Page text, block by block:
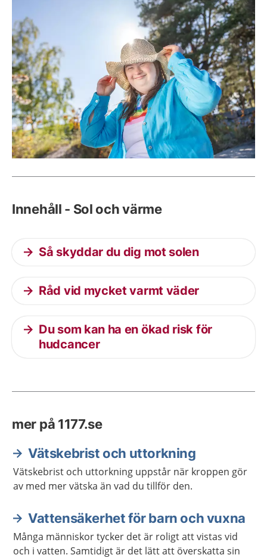
Innehåll - Sol och värme
Så skyddar du dig mot solen
Råd vid mycket varmt väder
Du som kan ha en ökad risk för
hudcancer
mer på 1177.se
Vätskebrist och uttorkning
Vätskebrist och uttorkning uppstår när kroppen gör
av med mer vätska än vad du tillför den.
Vattensäkerhet för barn och vuxna
Många människor tycker det är roligt att vistas vid
och i vatten. Samtidigt är det lätt att överskatta sin